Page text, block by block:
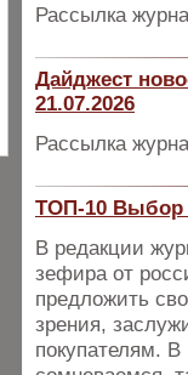
Рассылка
Дайджест
21.07.2026
Рассылка
ТОП-10 Выбор
В редакции
зефира от
предложить
зрения,
покупателям.